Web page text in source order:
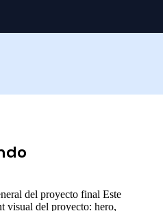
del proyecto final Este
visual del proyecto: hero,